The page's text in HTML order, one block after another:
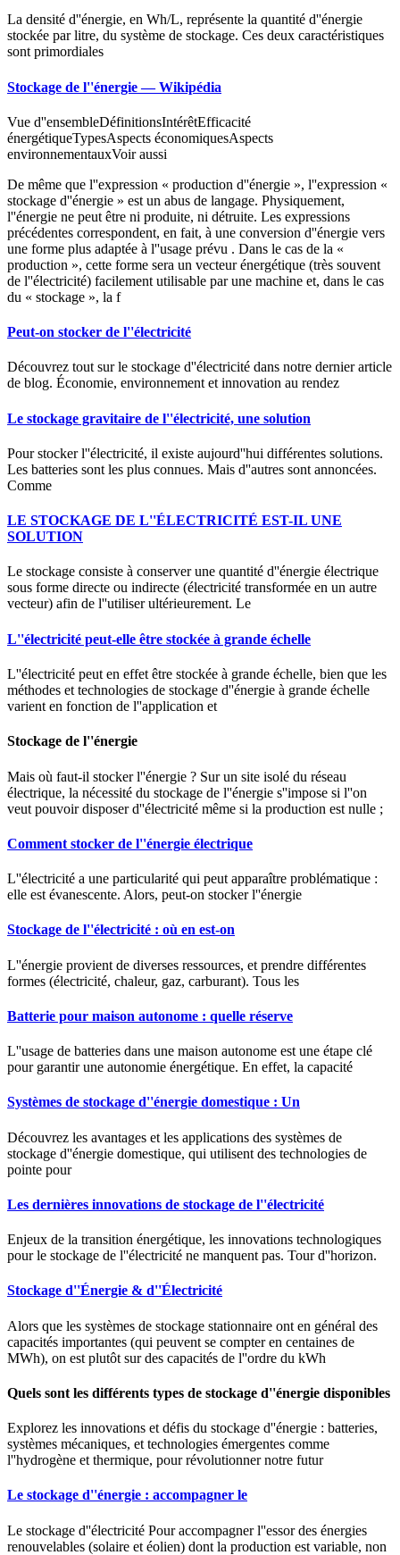
La densité d''énergie, en Wh/L, représente la quantité d''énergie
stockée par litre, du système de stockage. Ces deux caractéristiques
sont primordiales
Stockage de l''énergie — Wikipédia
Vue d''ensembleDéfinitionsIntérêtEfficacité
énergétiqueTypesAspects économiquesAspects
environnementauxVoir aussi
De même que l''expression « production d''énergie », l''expression «
stockage d''énergie » est un abus de langage. Physiquement,
l''énergie ne peut être ni produite, ni détruite. Les expressions
précédentes correspondent, en fait, à une conversion d''énergie vers
une forme plus adaptée à l''usage prévu . Dans le cas de la «
production », cette forme sera un vecteur énergétique (très souvent
de l''électricité) facilement utilisable par une machine et, dans le cas
du « stockage », la f
Peut-on stocker de l''électricité
Découvrez tout sur le stockage d''électricité dans notre dernier article
de blog. Économie, environnement et innovation au rendez
Le stockage gravitaire de l''électricité, une solution
Pour stocker l''électricité, il existe aujourd''hui différentes solutions.
Les batteries sont les plus connues. Mais d''autres sont annoncées.
Comme
LE STOCKAGE DE L''ÉLECTRICITÉ EST-IL UNE
SOLUTION
Le stockage consiste à conserver une quantité d''énergie électrique
sous forme directe ou indirecte (électricité transformée en un autre
vecteur) afin de l''utiliser ultérieurement. Le
L''électricité peut-elle être stockée à grande échelle
L''électricité peut en effet être stockée à grande échelle, bien que les
méthodes et technologies de stockage d''énergie à grande échelle
varient en fonction de l''application et
Stockage de l''énergie
Mais où faut-il stocker l''énergie ? Sur un site isolé du réseau
électrique, la nécessité du stockage de l''énergie s''impose si l''on
veut pouvoir disposer d''électricité même si la production est nulle ;
Comment stocker de l''énergie électrique
L''électricité a une particularité qui peut apparaître problématique :
elle est évanescente. Alors, peut-on stocker l''énergie
Stockage de l''électricité : où en est-on
L''énergie provient de diverses ressources, et prendre différentes
formes (électricité, chaleur, gaz, carburant). Tous les
Batterie pour maison autonome : quelle réserve
L''usage de batteries dans une maison autonome est une étape clé
pour garantir une autonomie énergétique. En effet, la capacité
Systèmes de stockage d''énergie domestique : Un
Découvrez les avantages et les applications des systèmes de
stockage d''énergie domestique, qui utilisent des technologies de
pointe pour
Les dernières innovations de stockage de l''électricité
Enjeux de la transition énergétique, les innovations technologiques
pour le stockage de l''électricité ne manquent pas. Tour d''horizon.
Stockage d''Énergie & d''Électricité
Alors que les systèmes de stockage stationnaire ont en général des
capacités importantes (qui peuvent se compter en centaines de
MWh), on est plutôt sur des capacités de l''ordre du kWh
Quels sont les différents types de stockage d''énergie disponibles
Explorez les innovations et défis du stockage d''énergie : batteries,
systèmes mécaniques, et technologies émergentes comme
l''hydrogène et thermique, pour révolutionner notre futur
Le stockage d''énergie : accompagner le
Le stockage d''électricité Pour accompagner l''essor des énergies
renouvelables (solaire et éolien) dont la production est variable, non